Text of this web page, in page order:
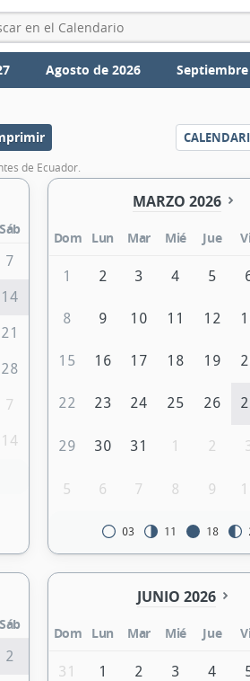
Agosto de 2026
de Ecuador.
Sáb
7
14
21
28
7
14
MARZO 2026
Dom Lun Mar Mié Jue
1 2 3 4 5
8 9 10 11 12
15 16 17 18 19
22 23 24 25 26
29 30 31 1 2
5 6 7 8 9
03 11 18
Sáb
2
JUNIO 2026
Dom Lun Mar Mié Jue
31 1 2 3 4